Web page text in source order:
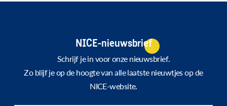
NICE-nieuwsbrief
Schrijf je in voor onze nieuwsbrief.
Zo blijf je op de hoogte van alle laatste nieuwtjes op de
NICE-website.